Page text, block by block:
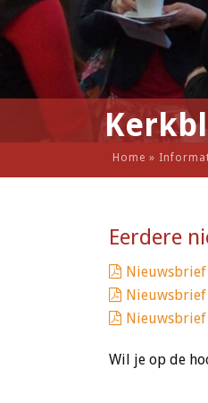
Home »
Eerdere
Nieuwsbrief
Wil je op de